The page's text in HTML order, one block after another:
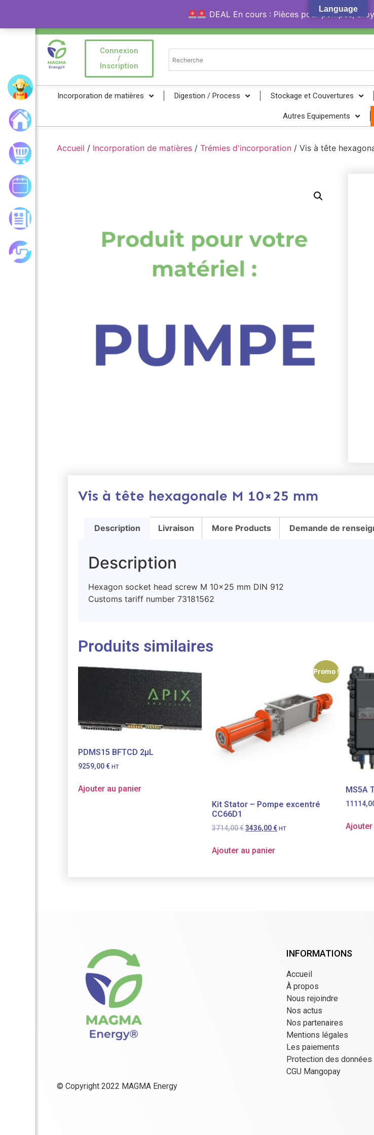
Bienvenue sur la Marketplace MAGMA Energy® !
Connexion
/
Inscription
Incorporation de matières Digestion / Process Stockage et Couvertures
Autres Equipements
Mon compte
Mon panier
Les achats groupés
Accueil / Incorporation de matières / Trémies d'incorporation / Vis à tête
Vis à tête hexagonale M 10×25 mm
Description Livraison More Products Demande de
Description
Hexagon socket head screw M 10×25 mm DIN 912
Customs tariff number 73181562
Produits similaires
PDMS15 BFTCD 2µL
9259,00€ HT
Ajouter au panier
Promo !
Kit Stator – Pompe excentré
CC66D1
3714,00€3436,00 € HT
Ajouter au panier
MS5A
INFORMATIONS
Accueil
À propos
Nous rejoindre
Nos actus
Nos partenaires
Mentions légales
Les paiements
Protection des données
CGU Mangopay
© Copyright 2022 MAGMA Energy
Language
DEAL En cours : Pièces pour pompes,